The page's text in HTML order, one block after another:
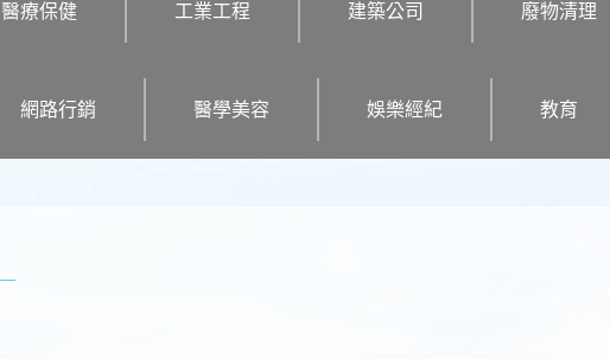
醫療保健 工業工程 建築公司 廢物清理
網路行銷 醫學美容 娛樂經紀 教育